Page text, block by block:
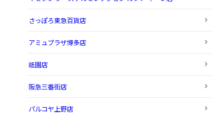
さっぽろ東急百貨店
アミュプラザ博多店
祇園店
阪急三番街店
パルコヤ上野店